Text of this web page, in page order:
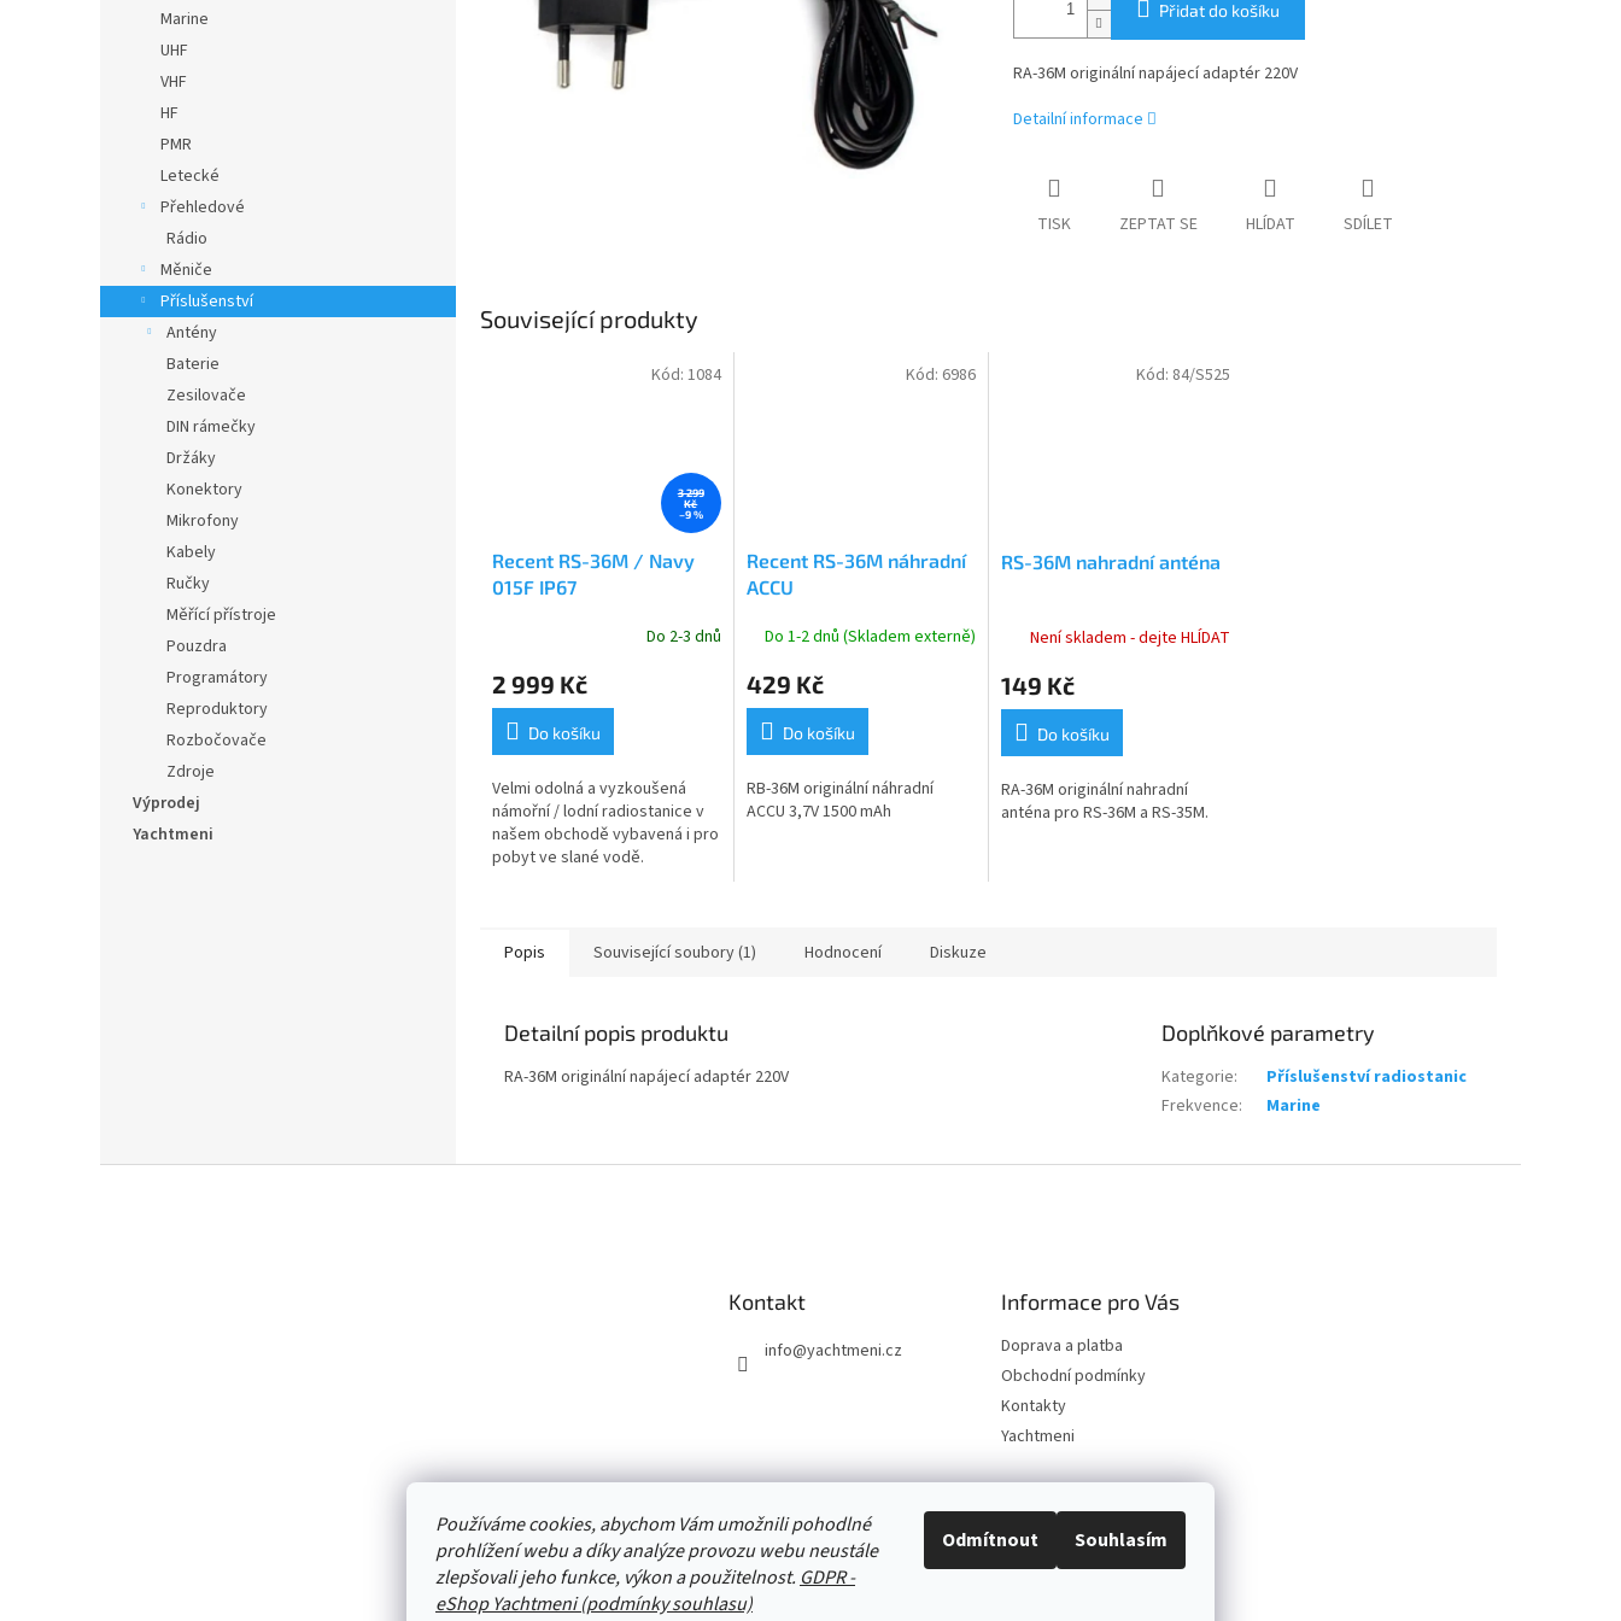
Používáme cookies, abychom Vám umožnili pohodlné
prohlížení webu a díky analýze provozu webu neustále
zlepšovali jeho funkce, výkon a použitelnost. GDPR -
eShop Yachtmeni (podmínky souhlasu)
Odmítnout Souhlasím
Marine
UHF
VHF
HF
PMR
Letecké
Přehledové
Rádio
Měniče
Příslušenství
Antény
Baterie
Zesilovače
DIN rámečky
Držáky
Konektory
Mikrofony
Kabely
Ručky
Měřící přístroje
Pouzdra
Programátory
Reproduktory
Rozbočovače
Zdroje
Výprodej
Yachtmeni
Přidat do košíku
RA-36M originální napájecí adaptér 220V
Detailní informace
TISK ZEPTAT SE HLÍDAT SDÍLET
Související produkty
3 299
Kč
–9 %
Recent RS-36M / Navy
015F IP67
produktu
je
5,0
z
5
hvězdiček.
Do 2-3 dnů
2 999 Kč
Do košíku
Velmi odolná a vyzkoušená
námořní / lodní radiostanice v
našem obchodě vybavená i pro
pobyt ve slané vodě.
Kód: 1084
Recent RS-36M náhradní
ACCU
Do 1-2 dnů (Skladem externě)
429 Kč
Do košíku
RB-36M originální náhradní
ACCU 3,7V 1500 mAh
Kód: 6986
RS-36M nahradní anténa
Není skladem - dejte HLÍDAT
149 Kč
Do košíku
RA-36M originální nahradní
anténa pro RS-36M a RS-35M.
Kód: 84/S525
Popis Související soubory (1) Hodnocení Diskuze
Detailní popis produktu
RA-36M originální napájecí adaptér 220V
Doplňkové parametry
Kategorie:
Příslušenství radiostanic
Frekvence: Marine
Kontakt
info@yachtmeni.cz
Informace pro Vás
Doprava a platba
Obchodní podmínky
Kontakty
Yachtmeni
Zboží.cz Heureka.cz Yachtmeni ComGate Payments, a.s.